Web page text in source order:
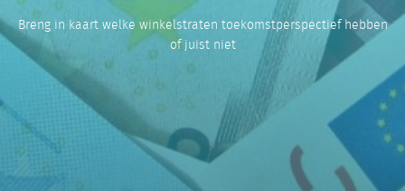
Breng in kaart welke winkelstraten toekomstperspectief hebben
of juist niet